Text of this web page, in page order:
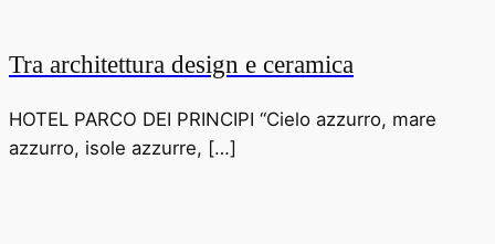
Tra architettura design e ceramica
HOTEL PARCO DEI PRINCIPI “Cielo azzurro, mare
azzurro, isole azzurre, […]